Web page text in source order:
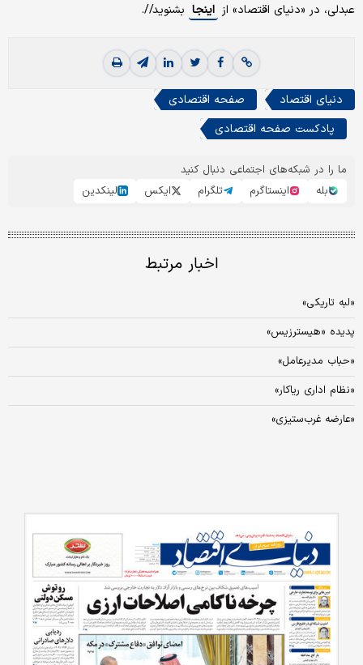
عبدلی، در «دنیای اقتصاد» از اینجا بشنوید//.
دنیای اقتصاد
صفحه اقتصادی
پادکست صفحه اقتصادی
ما را در شبکه‌های اجتماعی دنبال کنید
بله
اینستاگرم تلگرام ایکس لینکدین
اخبار مرتبط
«لبه تاریکی»
پدیده «هیسترزیس»
«حباب مدیرعامل»
«نظام اداری ریاکار»
«عارضه غرب‌ستیزی»